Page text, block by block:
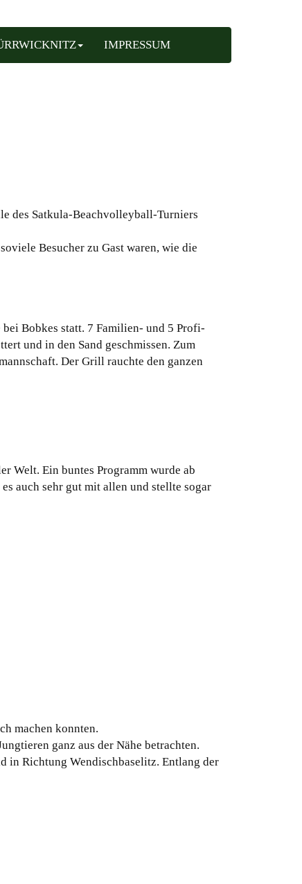
IMPRESSUM
des Satkula-Beachvolleyball-Turniers
Besucher zu Gast waren, wie die
Bobkes statt. 7 Familien- und 5 Profi-
und in den Sand geschmissen. Zum
Der Grill rauchte den ganzen
Welt. Ein buntes Programm wurde ab
auch sehr gut mit allen und stellte sogar
machen konnten.
ganz aus der Nähe betrachten.
in Richtung Wendischbaselitz. Entlang der